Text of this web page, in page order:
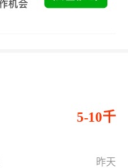
5-10千
昨天